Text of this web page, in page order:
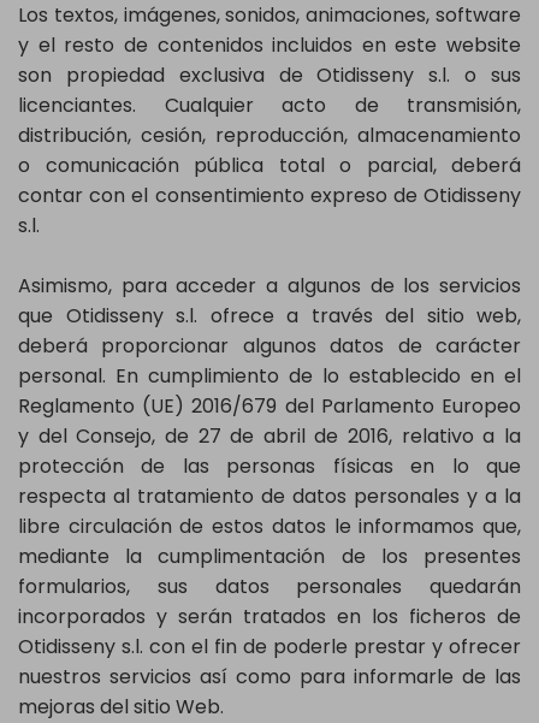
Los textos, imágenes, sonidos, animaciones, software
y el resto de contenidos incluidos en este website
son propiedad exclusiva de Otidisseny s.l. o sus
licenciantes. Cualquier acto de transmisión,
distribución, cesión, reproducción, almacenamiento
o comunicación pública total o parcial, deberá
contar con el consentimiento expreso de Otidisseny
s.l.
Asimismo, para acceder a algunos de los servicios
que Otidisseny s.l. ofrece a través del sitio web,
deberá proporcionar algunos datos de carácter
personal. En cumplimiento de lo establecido en el
Reglamento (UE) 2016/679 del Parlamento Europeo
y del Consejo, de 27 de abril de 2016, relativo a la
protección de las personas físicas en lo que
respecta al tratamiento de datos personales y a la
libre circulación de estos datos le informamos que,
mediante la cumplimentación de los presentes
formularios, sus datos personales quedarán
incorporados y serán tratados en los ficheros de
Otidisseny s.l. con el fin de poderle prestar y ofrecer
nuestros servicios así como para informarle de las
mejoras del sitio Web.